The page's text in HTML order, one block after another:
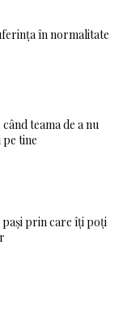
în normalitate
teama de a nu
pe tine
pași prin care îți poți